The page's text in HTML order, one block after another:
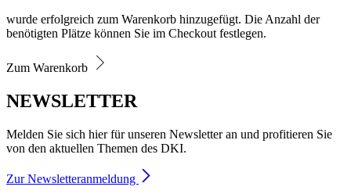
wurde erfolgreich zum Warenkorb hinzugefügt. Die Anzahl der
benötigten Plätze können Sie im Checkout festlegen.
Zum Warenkorb
NEWSLETTER
Melden Sie sich hier für unseren Newsletter an und profitieren Sie
von den aktuellen Themen des DKI.
Zur Newsletteranmeldung